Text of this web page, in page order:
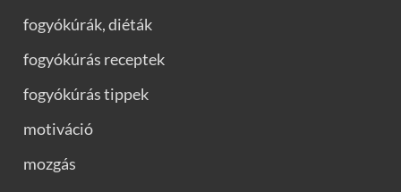
fogyókúrák, diéták
fogyókúrás receptek
fogyókúrás tippek
motiváció
mozgás